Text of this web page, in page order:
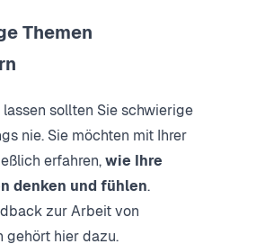
Themen
sollten Sie schwierige
nie. Sie möchten mit Ihrer
erfahren,wie Ihre
denken und fühlen.
zur Arbeit von
gehört hier dazu.